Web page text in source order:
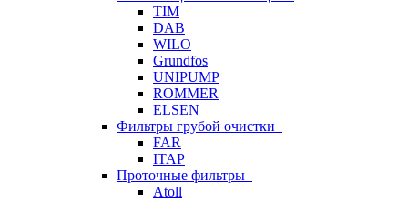
TIM
DAB
WILO
Grundfos
UNIPUMP
ROMMER
ELSEN
Фильтры грубой очистки
FAR
ITAP
Проточные фильтры
Atoll